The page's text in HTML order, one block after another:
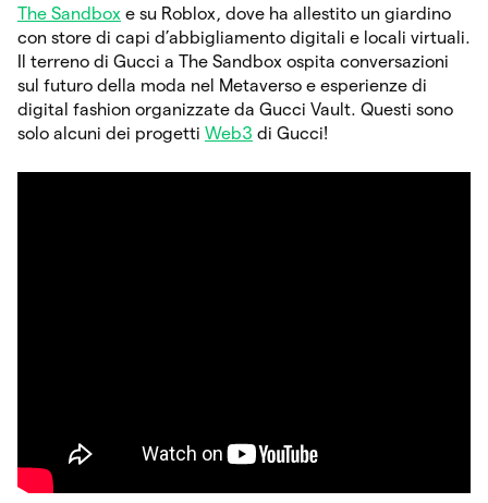
The Sandbox e su Roblox, dove ha allestito un giardino
con store di capi d’abbigliamento digitali e locali virtuali.
Il terreno di Gucci a The Sandbox ospita conversazioni
sul futuro della moda nel Metaverso e esperienze di
digital fashion organizzate da Gucci Vault. Questi sono
solo alcuni dei progetti Web3 di Gucci!